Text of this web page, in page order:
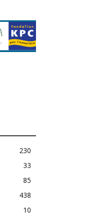
230
33
85
438
10